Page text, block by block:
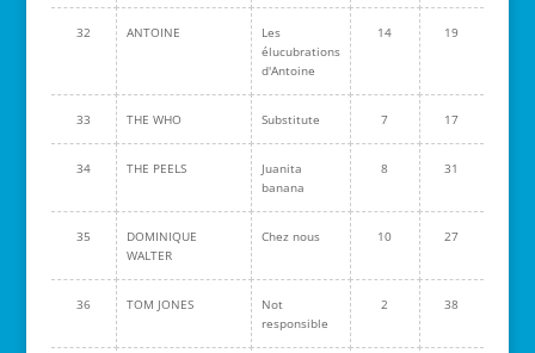
32 ANTOINE
Les
élucubrations
d'Antoine
14 19
33 THE WHO Substitute 7 17
34 THE PEELS
Juanita
banana
8 31
35
DOMINIQUE
WALTER
Chez nous 10 27
36 TOM JONES
Not
responsible
2 38